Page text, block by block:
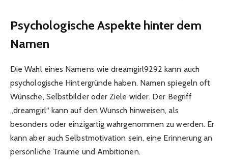
Psychologische Aspekte hinter dem
Namen
Die Wahl eines Namens wie dreamgirl9292 kann auch
psychologische Hintergründe haben. Namen spiegeln oft
Wünsche, Selbstbilder oder Ziele wider. Der Begriff
„dreamgirl“ kann auf den Wunsch hinweisen, als
besonders oder einzigartig wahrgenommen zu werden. Er
kann aber auch Selbstmotivation sein, eine Erinnerung an
persönliche Träume und Ambitionen.